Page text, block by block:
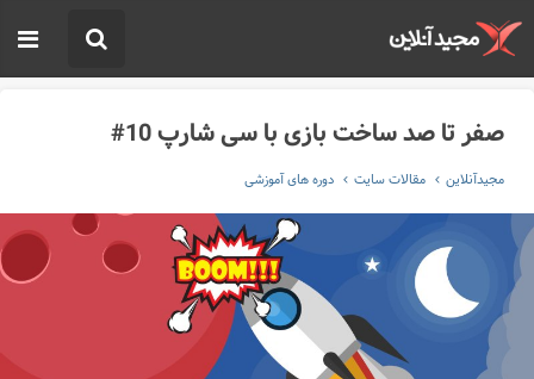
صفر تا صد ساخت بازی با سی شارپ 10#
مجیدآنلاین مقالات سایت دوره های آموزشی